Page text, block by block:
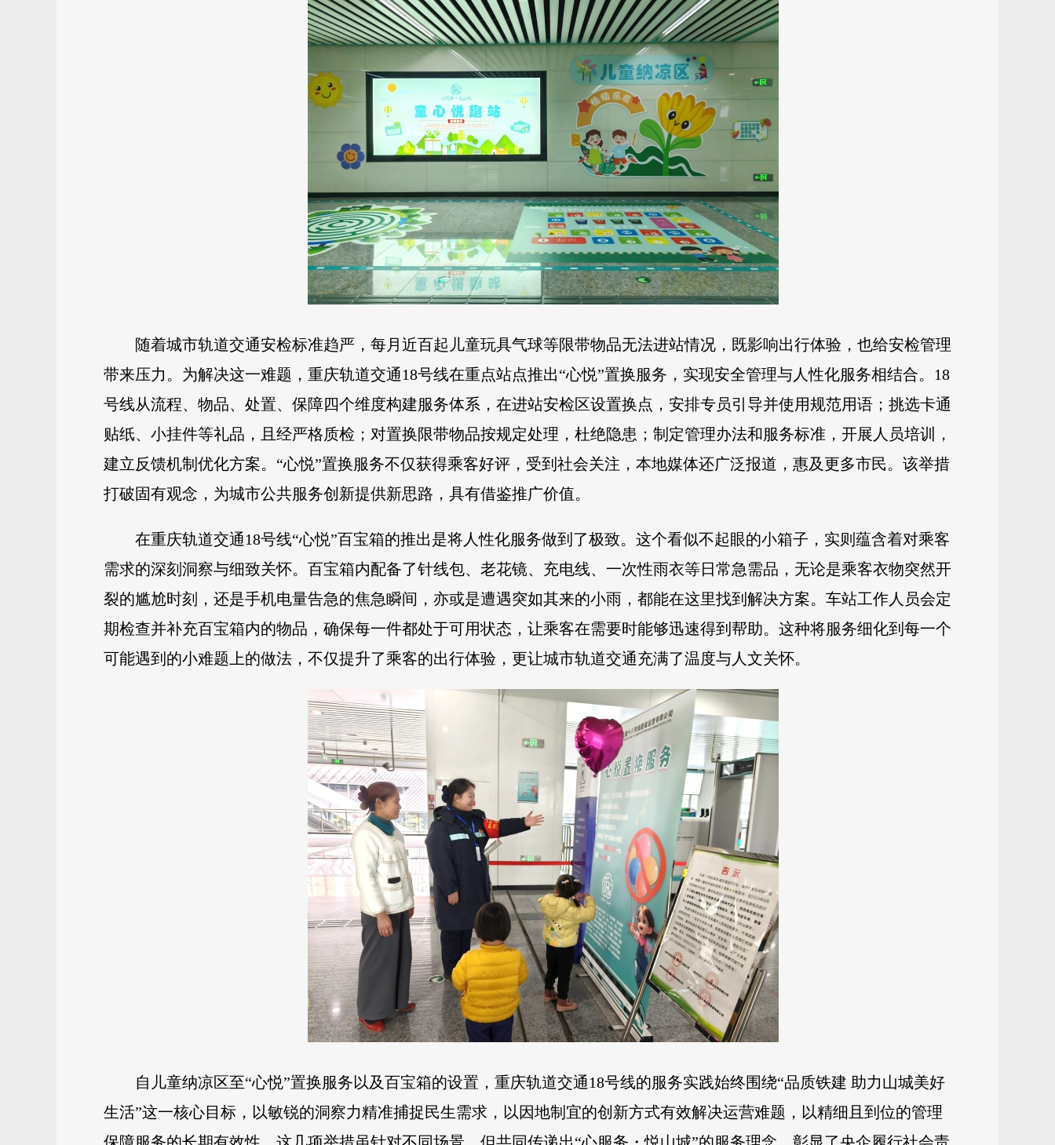
随着城市轨道交通安检标准趋严，每月近百起儿童玩具气球等限带物品无法进站情况，既影响出行体验，也给安检管理
带来压力。为解决这一难题，重庆轨道交通18号线在重点站点推出“心悦”置换服务，实现安全管理与人性化服务相结合。18
号线从流程、物品、处置、保障四个维度构建服务体系，在进站安检区设置换点，安排专员引导并使用规范用语；挑选卡通
贴纸、小挂件等礼品，且经严格质检；对置换限带物品按规定处理，杜绝隐患；制定管理办法和服务标准，开展人员培训，
建立反馈机制优化方案。“心悦”置换服务不仅获得乘客好评，受到社会关注，本地媒体还广泛报道，惠及更多市民。该举措
打破固有观念，为城市公共服务创新提供新思路，具有借鉴推广价值。
在重庆轨道交通18号线“心悦”百宝箱的推出是将人性化服务做到了极致。这个看似不起眼的小箱子，实则蕴含着对乘客
需求的深刻洞察与细致关怀。百宝箱内配备了针线包、老花镜、充电线、一次性雨衣等日常急需品，无论是乘客衣物突然开
裂的尴尬时刻，还是手机电量告急的焦急瞬间，亦或是遭遇突如其来的小雨，都能在这里找到解决方案。车站工作人员会定
期检查并补充百宝箱内的物品，确保每一件都处于可用状态，让乘客在需要时能够迅速得到帮助。这种将服务细化到每一个
可能遇到的小难题上的做法，不仅提升了乘客的出行体验，更让城市轨道交通充满了温度与人文关怀。
自儿童纳凉区至“心悦”置换服务以及百宝箱的设置，重庆轨道交通18号线的服务实践始终围绕“品质铁建 助力山城美好
生活”这一核心目标，以敏锐的洞察力精准捕捉民生需求，以因地制宜的创新方式有效解决运营难题，以精细且到位的管理